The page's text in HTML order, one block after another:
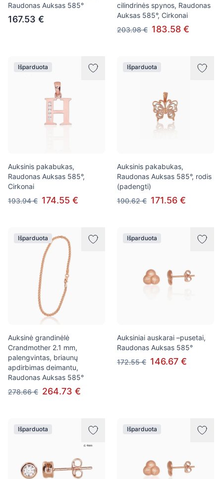
Raudonas Auksas 585°
167.53 €
cilindrinės spynos, Raudonas
Auksas 585°, Cirkonai
203.98 € 183.58 €
Išparduota
Auksinis pakabukas,
Raudonas Auksas 585°,
Cirkonai
193.94 € 174.55 €
Išparduota
Auksinis pakabukas,
Raudonas Auksas 585°, rodis
(padengti)
190.62 € 171.56 €
Išparduota
Auksinė grandinėlė
Crandmother 2.1 mm,
palengvintas, briaunų
apdirbimas deimantu,
Raudonas Auksas 585°
278.66 € 264.73 €
Išparduota
Auksiniai auskarai –pusetai,
Raudonas Auksas 585°
172.55 € 146.67 €
Išparduota Išparduota